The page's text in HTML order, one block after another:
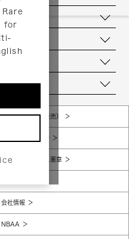
for
販売規約（店頭販売）
個人情報保護方針
コンプライアンス憲章
会社情報
NBAA